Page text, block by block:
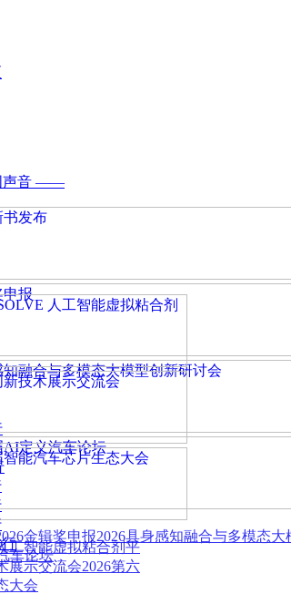
声音 ——
金辑奖申报2026具身感知融合与多模态
车论坛
工智能虚拟粘合剂平
展示交流会2026第六
大会